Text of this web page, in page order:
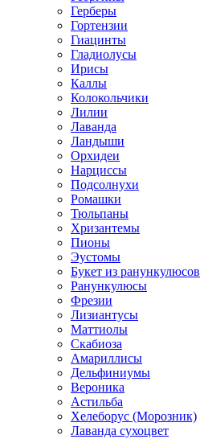
Герберы
Гортензии
Гиацинты
Гладиолусы
Ирисы
Каллы
Колокольчики
Лилии
Лаванда
Ландыши
Орхидеи
Нарциссы
Подсолнухи
Ромашки
Тюльпаны
Хризантемы
Пионы
Эустомы
Букет из ранункулюсов
Ранункулюсы
Фрезии
Лизиантусы
Маттиолы
Скабиоза
Амариллисы
Дельфиниумы
Вероника
Астильба
Хелеборус (Морозник)
Лаванда сухоцвет